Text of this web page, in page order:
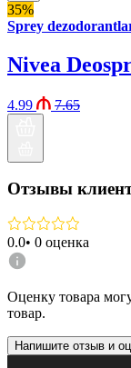
35%
Sprey
Nivea
4.99 7.65
Отзывы
0.0• 0 оценка
Оценку товара
товар.
Напишите отзыв и